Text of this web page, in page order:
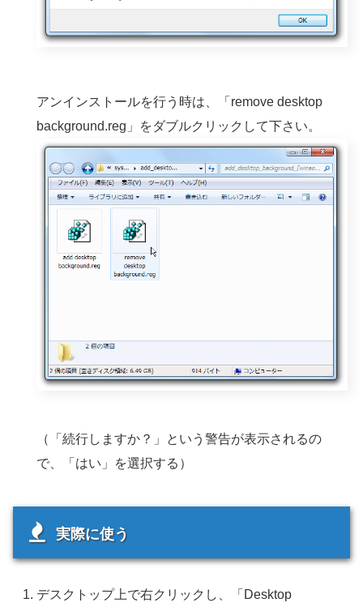
アンインストールを行う時は、「remove desktop
background.reg」をダブルクリックして下さい。
（「続行しますか？」という警告が表示されるの
で、「はい」を選択する）
実際に使う
デスクトップ上で右クリックし、「Desktop